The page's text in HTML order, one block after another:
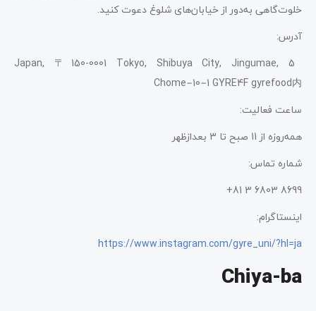
خلوت‌گاهی به‌دور از خیابان‌های شلوغ دعوت کنید.
آدرس:
Japan, 〒150-0001 Tokyo, Shibuya City, Jingumae, 5
Chome−10−1 GYRE4F gyrefood内
ساعت فعالیت:
همه‌روزه از 11 صبح تا 3 بعدازظهر
شماره تماس:
8699 6803 3 81+
اینستاگرام:
https://www.instagram.com/gyre_uni/?hl=ja
Chiya-ba